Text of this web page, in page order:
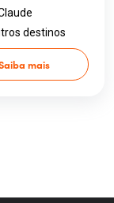
destinos
mais